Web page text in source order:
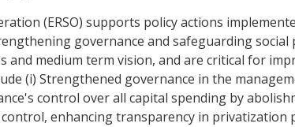
(ERSO) supports policy actions
governance and safeguarding
medium term vision, and are critical for
(i) Strengthened governance in the
control over all capital spending by
enhancing transparency in privatization